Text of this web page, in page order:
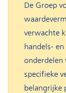
De Groep
verwachte
handels-
onderdelen
specifieke
belangrijke